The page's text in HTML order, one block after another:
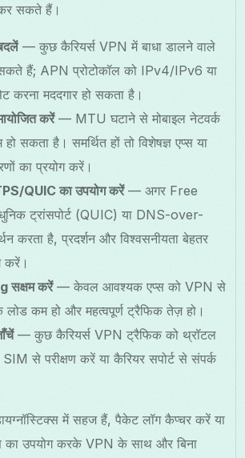
सकते हैं।
— कुछ कैरियर्स VPN में बाधा डालने वाले
हैं; APN प्रोटोकॉल को IPv4/IPv6 या
मददगार हो सकता है।
करें— MTU घटाने से मोबाइल नेटवर्क
सकता है। समर्थित हों तो विशेषज्ञ एप्स या
का प्रयोग करें।
QUIC का उपयोग करें— अगर Free
ट्रांसपोर्ट (QUIC) या DNS-over-
करता है, प्रदर्शन और विश्वसनीयता बेहतर
करें।
सक्षम करें— केवल आवश्यक एप्स को VPN से
लोड कम हो और महत्वपूर्ण ट्रैफिक तेज़ हो।
— कुछ कैरियर्स VPN ट्रैफिक को थ्रॉटल
से परीक्षण करें या कैरियर सपोर्ट से संपर्क
में सहज हैं, पैकेट लॉग कैप्चर करें या
का उपयोग करके VPN के साथ और बिना